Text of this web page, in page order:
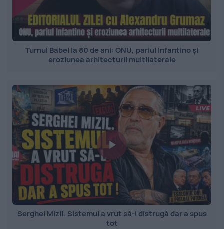
Turnul Babel la 80 de ani: ONU, pariul Infantino și
eroziunea arhitecturii multilaterale
Serghei Mizil. Sistemul a vrut să-l distrugă dar a spus
tot